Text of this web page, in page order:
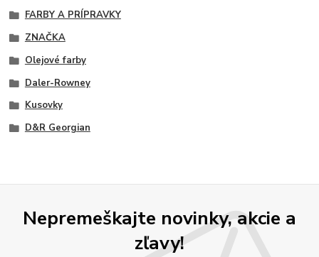
FARBY A PRÍPRAVKY
ZNAČKA
Olejové farby
Daler-Rowney
Kusovky
D&R Georgian
Nepremeškajte novinky, akcie a
zľavy!